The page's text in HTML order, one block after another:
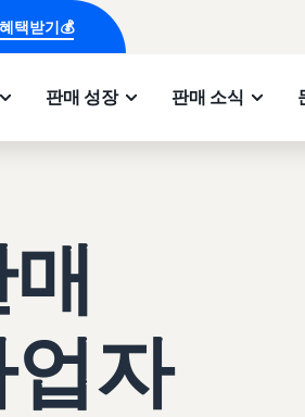
택받기💰
판매 성장 판매 소식
업자